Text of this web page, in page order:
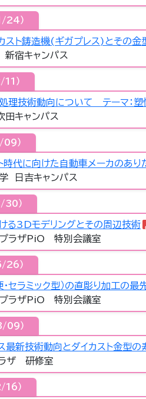
24）
スト鋳造機(ギガプレス)とその
宿キャンパス
）
理技術動向について テーマ：
キャンパス
）
時代に向けた自動車メーカのあり
日吉キャンパス
）
る3Dモデリングとその周辺技術
ラザPiO 特別会議室
26）
・セラミック型）の直彫り加工の最
ラザPiO 特別会議室
09）
最新技術動向とダイカスト金型
ザ 研修室
）